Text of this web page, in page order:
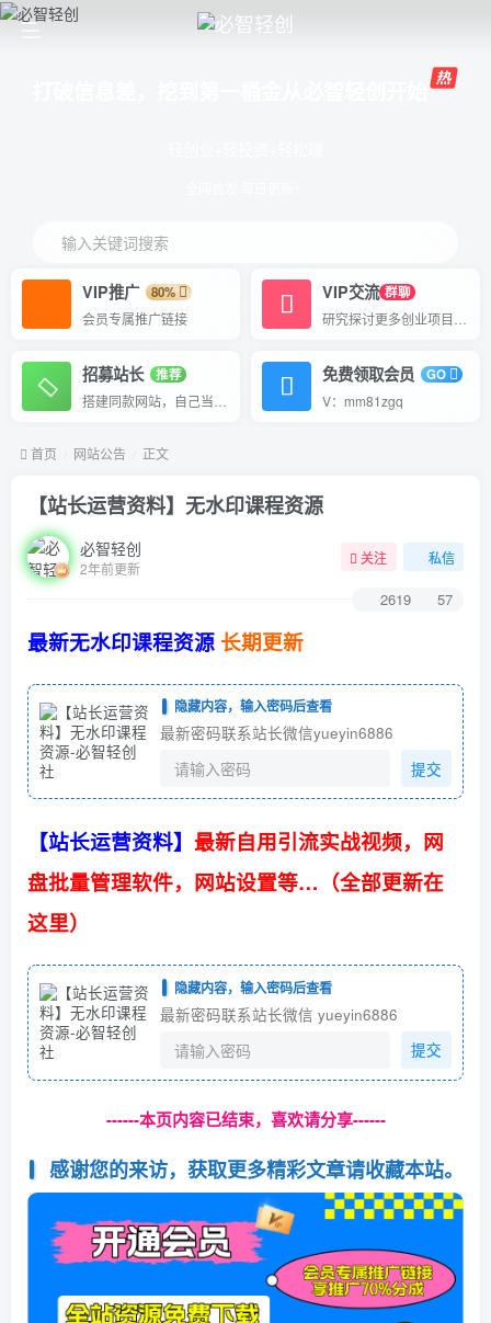
输入关键词搜索
VIP推广
80%
会员专属推广链接
VIP交流 群聊
招募站长
推荐
免费领取会员
GO
V：mm81zgq
首页 网站公告 正文
【站长运营资料】无水印课程资源
必智轻创
2年前更新
关注 私信
2619 57
最新无水印课程资源 长期更新
隐藏内容，输入密码后查看
最新密码联系站长微信yueyin6886
提交
【站长运营资料】 最新自用引流实战视频，网
盘批量管理软件，网站设置等…（全部更新在
这里）
隐藏内容，输入密码后查看
最新密码联系站长微信 yueyin6886
提交
------本页内容已结束，喜欢请分享------
感谢您的来访，获取更多精彩文章请收藏本站。